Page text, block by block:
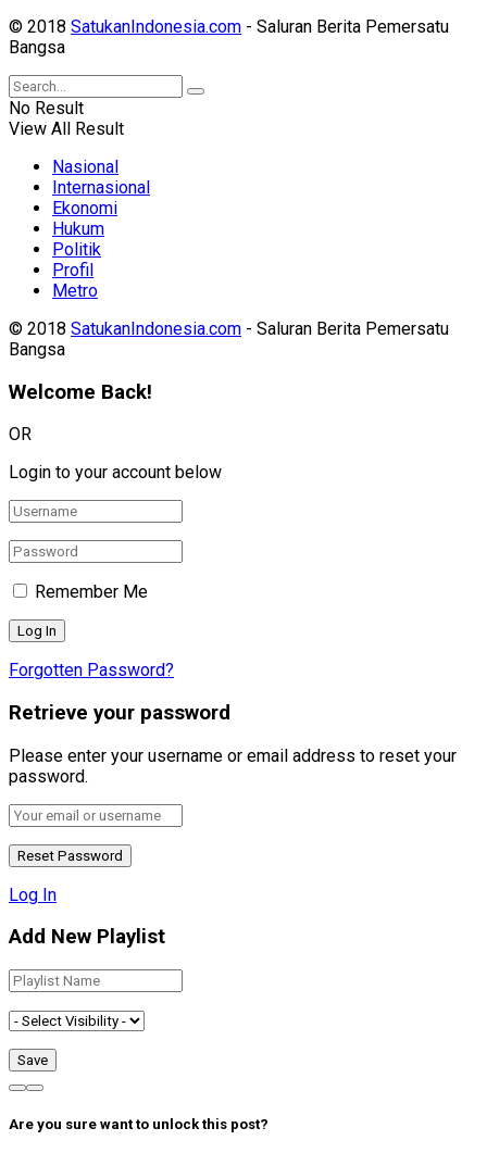
© 2018 SatukanIndonesia.com - Saluran Berita Pemersatu
Bangsa
No Result
View All Result
Nasional
Internasional
Ekonomi
Hukum
Politik
Profil
Metro
© 2018 SatukanIndonesia.com - Saluran Berita Pemersatu
Bangsa
Welcome Back!
OR
Login to your account below
Remember Me
Forgotten Password?
Retrieve your password
Please enter your username or email address to reset your
password.
Log In
Add New Playlist
Are you sure want to unlock this post?